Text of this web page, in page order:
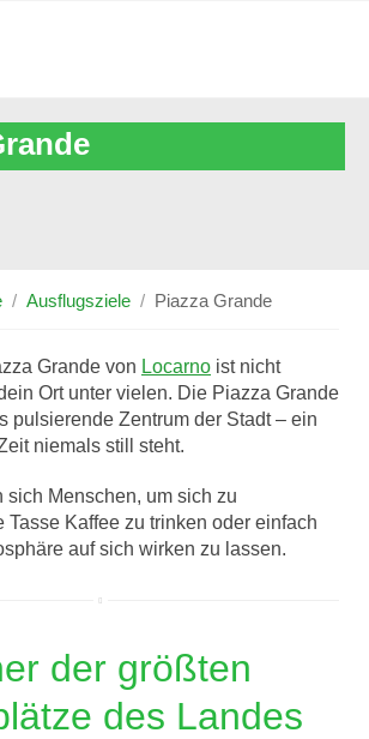
Ausflugsziele Piazza Grande
Grande von Locarno ist nicht
Ort unter vielen. Die Piazza Grande
pulsierende Zentrum der Stadt – ein
niemals still steht.
sich Menschen, um sich zu
Tasse Kaffee zu trinken oder einfach
auf sich wirken zu lassen.
der größten
des Landes